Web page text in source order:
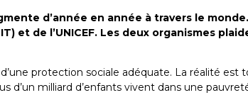
d’année en année à travers le
et de l’UNICEF. Les deux organismes
protection sociale adéquate. La réalité
d’un milliard d’enfants vivent dans une